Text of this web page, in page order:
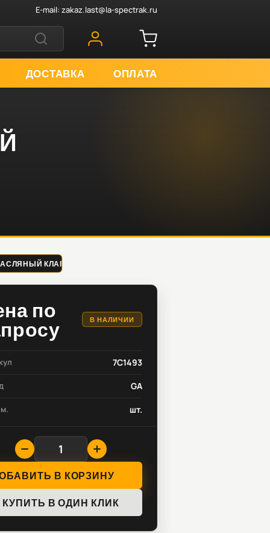
E-mail: zakaz.last@la-spectrak.ru
ДОСТАВКА ОПЛАТА
КЛАПАН
по
В НАЛИЧИИ
7C1493
GA
шт.
В КОРЗИНУ
КУПИТЬ В ОДИН КЛИК